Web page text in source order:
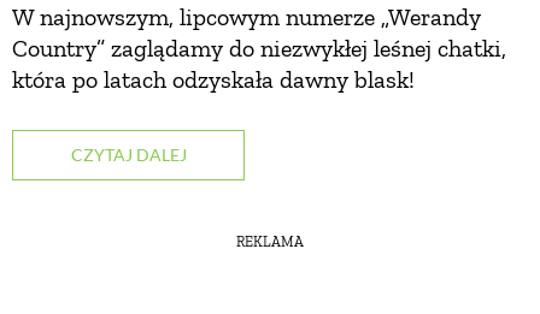
W najnowszym, lipcowym numerze „Werandy
Country” zaglądamy do niezwykłej leśnej chatki,
która po latach odzyskała dawny blask!
CZYTAJ DALEJ
REKLAMA